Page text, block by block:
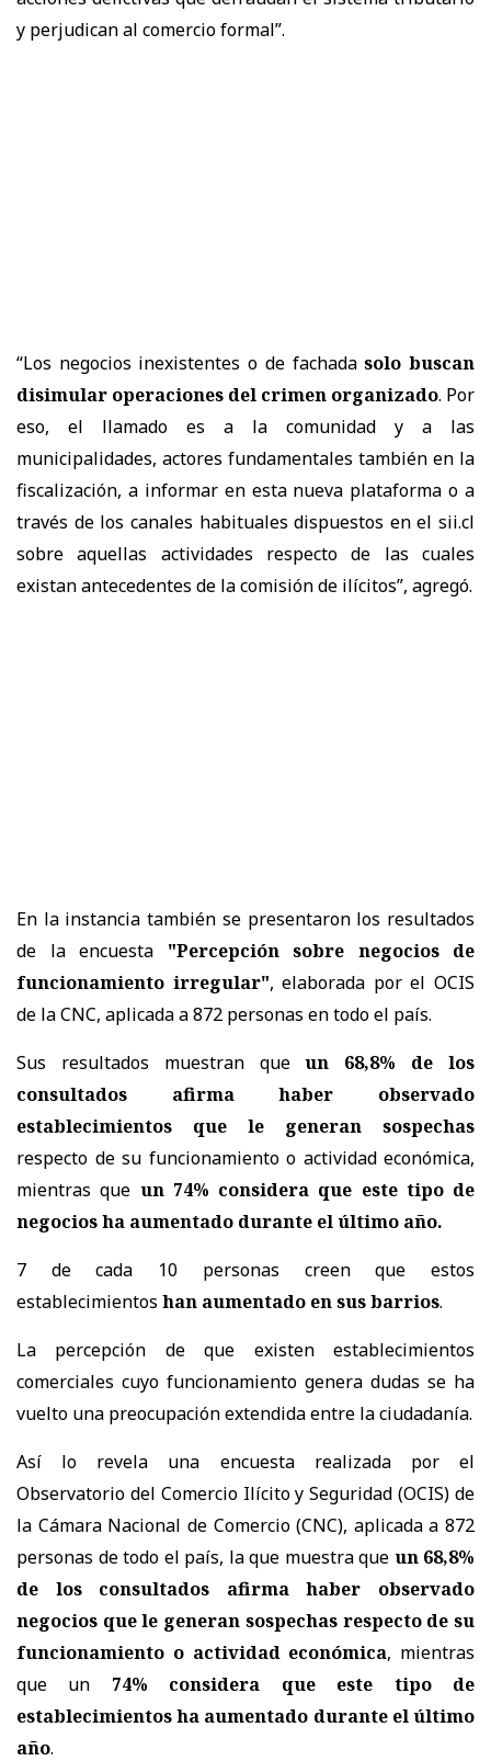
y perjudican al comercio formal”.
“Los negocios inexistentes o de fachadasolo buscan
disimular operaciones del crimen organizado. Por
eso, el llamado es a la comunidad y a las
municipalidades, actores fundamentales también en la
fiscalización, a informar en esta nueva plataforma o a
través de los canales habituales dispuestos en el sii.cl
sobre aquellas actividades respecto de las cuales
existan antecedentes de la comisión de ilícitos”, agregó.
En la instancia también se presentaron los resultados
de la encuesta "Percepción sobre negocios de
funcionamiento irregular", elaborada por el OCIS
de la CNC, aplicada a 872 personas en todo el país.
Sus resultados muestran queun 68,8% de los
consultados afirma haber observado
establecimientos que le generan sospechas
respecto de su funcionamiento o actividad económica,
mientras que un 74% considera que este tipo de
negocios ha aumentado durante el último año.
7 de cada 10 personas creen que estos
establecimientos han aumentado en sus barrios.
La percepción de que existen establecimientos
comerciales cuyo funcionamiento genera dudas se ha
vuelto una preocupación extendida entre la ciudadanía.
Así lo revela una encuesta realizada por el
Observatorio del Comercio Ilícito y Seguridad (OCIS) de
la Cámara Nacional de Comercio (CNC), aplicada a 872
personas de todo el país, la que muestra que un 68,8%
de los consultados afirma haber observado
negocios que le generan sospechas respecto de su
funcionamiento o actividad económica, mientras
que un 74% considera que este tipo de
establecimientos ha aumentado durante el último
año.